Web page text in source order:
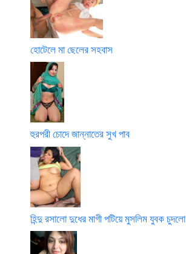
হোটেলে মা ছেলের সহবাস
হুরপরী চোদে জান্নাতের সুখ পাব
হিন্দু রসালো দুধের মাগী পটিয়ে মুসলিম যুবক চুদলো